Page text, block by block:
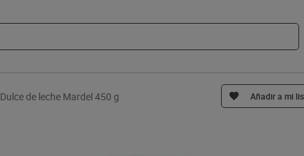
Dulce de leche Mardel 450 g Añadir a mi